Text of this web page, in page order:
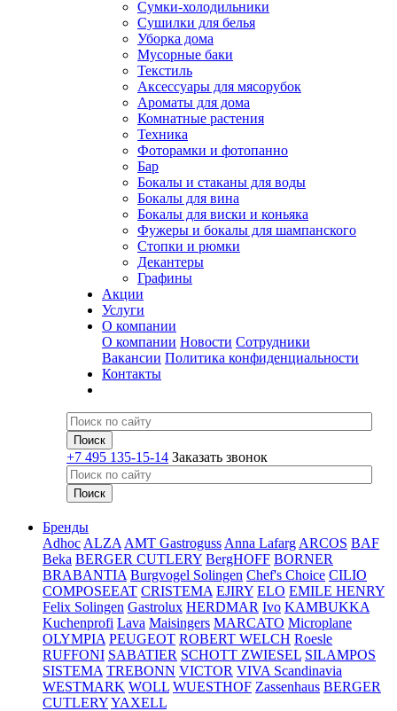
Сумки-холодильники
Сушилки для белья
Уборка дома
Мусорные баки
Текстиль
Аксессуары для мясорубок
Ароматы для дома
Комнатные растения
Техника
Фоторамки и фотопанно
Бар
Бокалы и стаканы для воды
Бокалы для вина
Бокалы для виски и коньяка
Фужеры и бокалы для шампанского
Стопки и рюмки
Декантеры
Графины
Акции
Услуги
О компании
О компании Новости Сотрудники
Вакансии Политика конфиденциальности
Контакты
+7 495 135-15-14 Заказать звонок
Бренды
Adhoc ALZA AMT Gastroguss Anna Lafarg ARCOS BAF
Beka BERGER CUTLERY BergHOFF BORNER
BRABANTIA Burgvogel Solingen Chef's Choice CILIO
COMPOSEEAT CRISTEMA EJIRY ELO EMILE HENRY
Felix Solingen Gastrolux HERDMAR Ivo KAMBUKKA
Kuchenprofi Lava Maisingers MARCATO Microplane
OLYMPIA PEUGEOT ROBERT WELCH Roesle
RUFFONI SABATIER SCHOTT ZWIESEL SILAMPOS
SISTEMA TREBONN VICTOR VIVA Scandinavia
WESTMARK WOLL WUESTHOF Zassenhaus BERGER
CUTLERYYAXELL